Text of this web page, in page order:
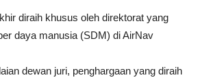
diraih khusus oleh direktorat yang
daya manusia (SDM) di AirNav
dewan juri, penghargaan yang diraih